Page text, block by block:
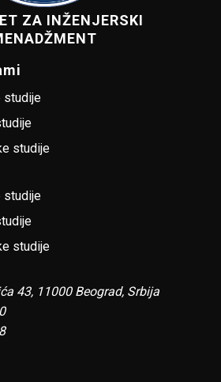
ZA INŽENJERSKI
studije
studije
studije
studije
43, 11000 Beograd, Srbija